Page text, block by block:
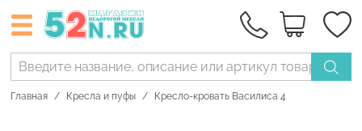
Главная Кресла и пуфы Кресло-кровать Василиса 4